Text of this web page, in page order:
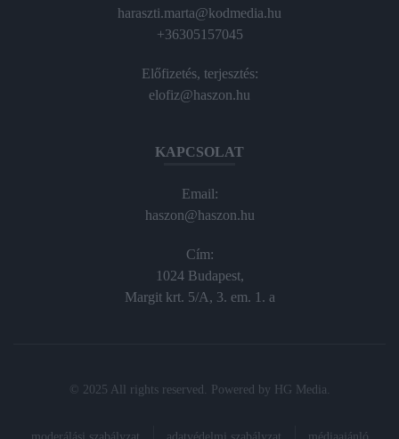
haraszti.marta@kodmedia.hu
+36305157045
Előfizetés, terjesztés:
elofiz@haszon.hu
KAPCSOLAT
Email:
haszon@haszon.hu
Cím:
1024 Budapest,
Margit krt. 5/A, 3. em. 1. a
© 2025 All rights reserved. Powered by HG Media